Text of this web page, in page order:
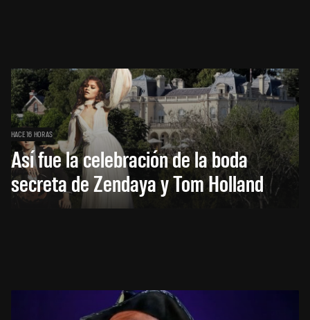
HACE 16 HORAS
Así fue la celebración de la boda
secreta de Zendaya y Tom Holland